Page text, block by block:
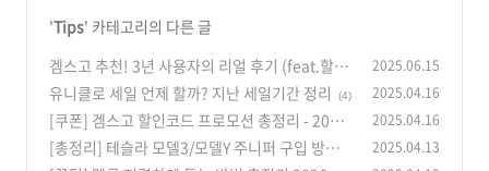
'Tips' 카테고리의 다른 글
겜스고 추천! 3년 사용자의 리얼 후기 (feat.할인
코드) (5)
2025.06.15
유니클로 세일 언제 할까? 지난 세일기간 정리 (4) 2025.04.16
[쿠폰] 겜스고 할인코드 프로모션 총정리 - 2026
년 최대 혜택
(0)
2025.04.16
[총정리] 테슬라 모델3/모델Y 주니퍼 구입 방법/
2025.04.13